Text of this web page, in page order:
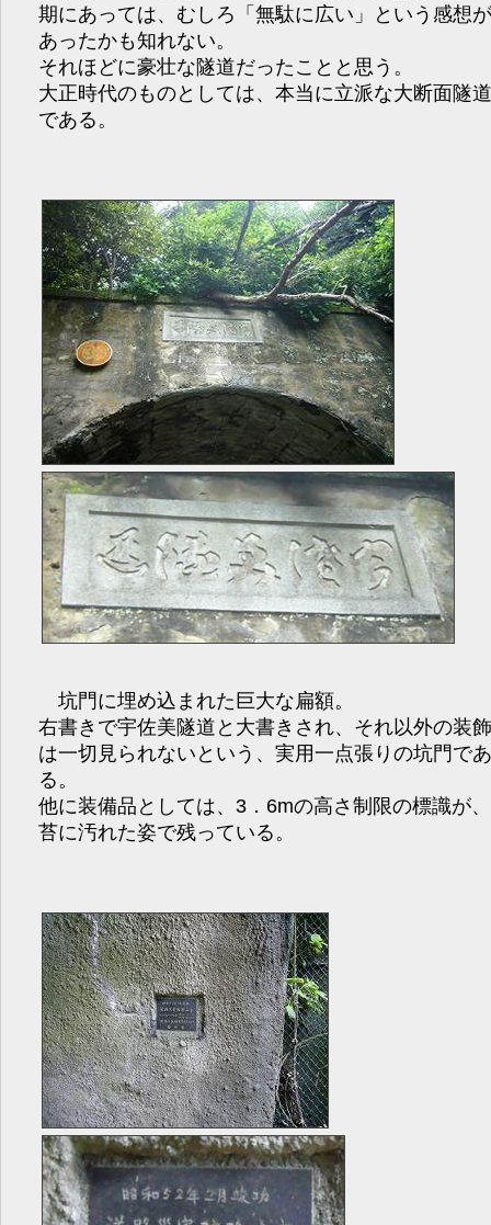
期にあっては、むしろ「無駄に広い」という感想
あったかも知れない。
それほどに豪壮な隧道だったことと思う。
大正時代のものとしては、本当に立派な大断面隧
である。
坑門に埋め込まれた巨大な扁額。
右書きで宇佐美隧道と大書きされ、それ以外の装
は一切見られないという、実用一点張りの坑門で
る。
他に装備品としては、3．6mの高さ制限の標識が、
苔に汚れた姿で残っている。